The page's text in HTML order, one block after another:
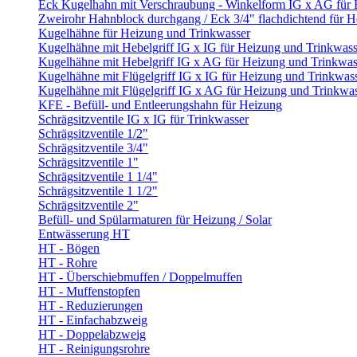
Eck Kugelhahn mit Verschraubung - Winkelform IG x AG für
Zweirohr Hahnblock durchgang / Eck 3/4" flachdichtend für
Kugelhähne für Heizung und Trinkwasser
Kugelhähne mit Hebelgriff IG x IG für Heizung und
Kugelhähne mit Hebelgriff IG x AG für Heizung und
Kugelhähne mit Flügelgriff IG x IG für Heizung und
Kugelhähne mit Flügelgriff IG x AG für Heizung und
KFE - Befüll- und Entleerungshahn für Heizung
Schrägsitzventile IG x IG für Trinkwasser
Schrägsitzventile 1/2"
Schrägsitzventile 3/4"
Schrägsitzventile 1"
Schrägsitzventile 1 1/4"
Schrägsitzventile 1 1/2"
Schrägsitzventile 2"
Befüll- und Spülarmaturen für Heizung / Solar
Entwässerung HT
HT - Bögen
HT - Rohre
HT - Überschiebmuffen / Doppelmuffen
HT - Muffenstopfen
HT - Reduzierungen
HT - Einfachabzweig
HT - Doppelabzweig
HT - Reinigungsrohre